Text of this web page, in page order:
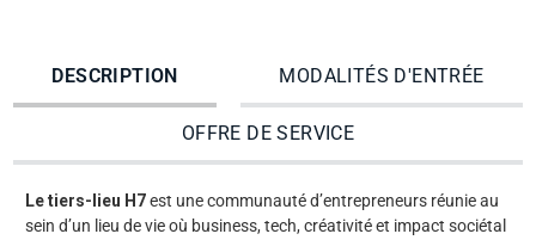
DESCRIPTION MODALITÉS D'ENTRÉE
OFFRE DE SERVICE
Le tiers-lieu H7est une communauté d’entrepreneurs réunie au
sein d’un lieu de vie où business, tech, créativité et impact sociétal